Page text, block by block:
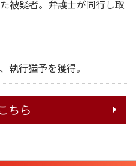
被疑者。弁護士が同行し取
執行猶予を獲得。
ちら